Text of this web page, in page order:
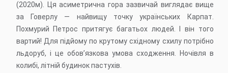
(2020м). Ця асиметрична гора зазвичай виглядає вище
за Говерлу — найвищу точку українських Карпат.
Похмурий Петрос притягує багатьох людей. І він того
вартий! Для підйому по крутому східному схилу потрібно
льдоруб, і це обов’язкова умова сходження. Ночівля в
колибі, літній будинок пастухів.